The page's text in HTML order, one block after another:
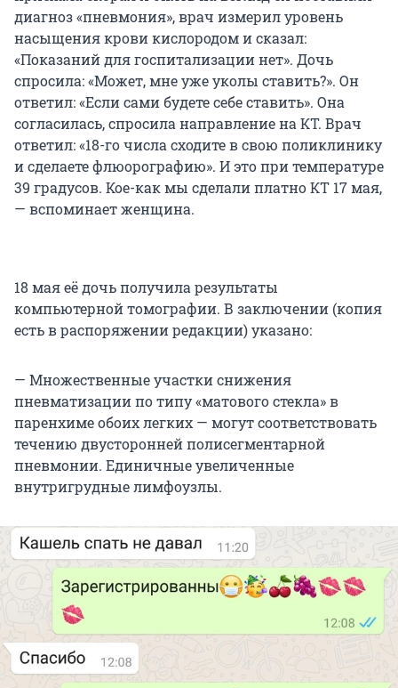
диагноз «пневмония», врач измерил уровень
насыщения крови кислородом и сказал:
«Показаний для госпитализации нет». Дочь
спросила: «Может, мне уже уколы ставить?». Он
ответил: «Если сами будете себе ставить». Она
согласилась, спросила направление на КТ. Врач
ответил: «18-го числа сходите в свою поликлинику
и сделаете флюорографию». И это при температуре
39 градусов. Кое-как мы сделали платно КТ 17 мая,
— вспоминает женщина.
18 мая её дочь получила результаты
компьютерной томографии. В заключении (копия
есть в распоряжении редакции) указано:
— Множественные участки снижения
пневматизации по типу «матового стекла» в
паренхиме обоих легких — могут соответствовать
течению двусторонней полисегментарной
пневмонии. Единичные увеличенные
внутригрудные лимфоузлы.